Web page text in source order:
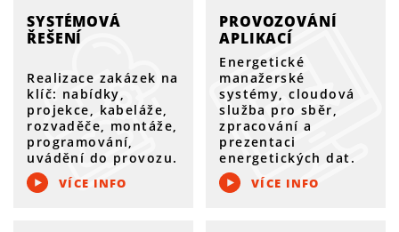
SYSTÉMOVÁ
ŘEŠENÍ
Realizace zakázek na
klíč: nabídky,
projekce, kabeláže,
rozvaděče, montáže,
programování,
uvádění do provozu.
VÍCE INFO
PROVOZOVÁNÍ
APLIKACÍ
Energetické
manažerské
systémy, cloudová
služba pro sběr,
zpracování a
prezentaci
energetických dat.
VÍCE INFO